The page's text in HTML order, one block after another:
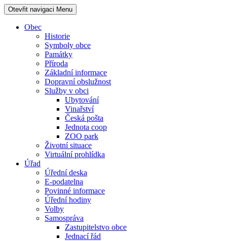
Otevřit navigaci Menu
Obec
Historie
Symboly obce
Památky
Příroda
Základní informace
Dopravní obslužnost
Služby v obci
Ubytování
Vinařství
Česká pošta
Jednota coop
ZOO park
Životní situace
Virtuální prohlídka
Úřad
Úřední deska
E-podatelna
Povinné informace
Úřední hodiny
Volby
Samospráva
Zastupitelstvo obce
Jednací řád